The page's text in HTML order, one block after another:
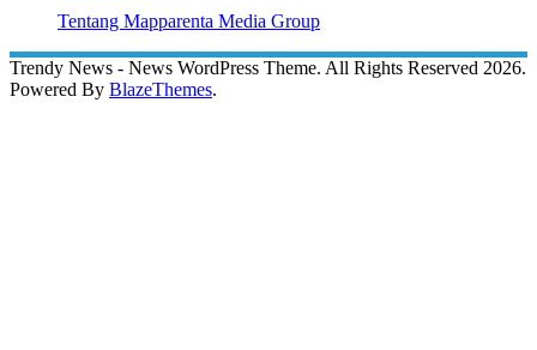
Tentang Mapparenta Media Group
Trendy News - News WordPress Theme. All Rights Reserved 2026.
Powered By BlazeThemes.